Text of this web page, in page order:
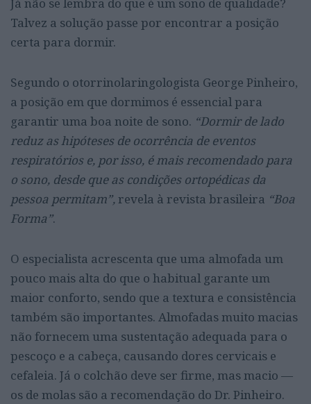
Já não se lembra do que é um sono de qualidade?
Talvez a solução passe por encontrar a posição
certa para dormir.
Segundo o otorrinolaringologista George Pinheiro,
a posição em que dormimos é essencial para
garantir uma boa noite de sono. “Dormir de lado
reduz as hipóteses de ocorrência de eventos
respiratórios e, por isso, é mais recomendado para
o sono, desde que as condições ortopédicas da
pessoa permitam”, revela à revista brasileira “Boa
Forma”.
O especialista acrescenta que uma almofada um
pouco mais alta do que o habitual garante um
maior conforto, sendo que a textura e consistência
também são importantes. Almofadas muito macias
não fornecem uma sustentação adequada para o
pescoço e a cabeça, causando dores cervicais e
cefaleia. Já o colchão deve ser firme, mas macio —
os de molas são a recomendação do Dr. Pinheiro.